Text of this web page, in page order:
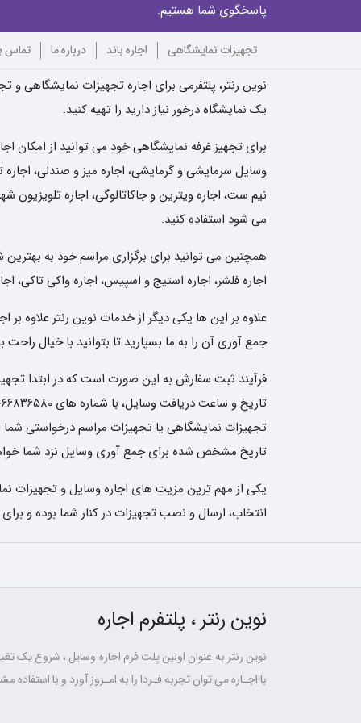
پاسخگوی شما هستیم.
تجهیزات نمایشگاهی اجاره باند درباره ما تماس
نوین رنتر، پلتفرمی برای اجاره تجهیزات نمایشگاهی
یک نمایشگاه درخور نیاز دارید را تهیه کنید.
برای تجهیز غرفه نمایشگاهی خود می توانید از امکان
وسایل سرمایشی و گرمایشی، اجاره میز و صندلی، اجاره
نیم ست، اجاره ویترین و جاکاتالوگی، اجاره تلویزیون
می شود استفاده کنید.
همچنین می توانید برای برگزاری مراسم خود به بهترین
اجاره فلشر، اجاره استیج و اسپیس، اجاره واکی تاکی،
علاوه بر این ها یکی دیگر از خدمات نوین رنتر علاوه
جمع آوری آن را به ما بسپارید تا بتوانید با خیال
فرآیند ثبت سفارش به این صورت است که در ابتدا
تجهیزات نمایشگاهی یا تجهیزات مراسم درخواستی شما
تاریخ مشخص شده برای جمع آوری وسایل نزد شما
یکی از مهم ترین مزیت های اجاره وسایل و تجهیزات
انتخاب، ارسال و نصب تجهیزات در کنار شما بوده و
نوین رنتر ، پلتفرم اجاره
نوین رنتر به عنوان اولین پلت فرم اجاره وسایل ، شروع یک
با اجـاره می توان تجربه فـردا را به امـروز آورد و با استفاده